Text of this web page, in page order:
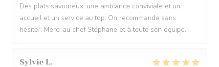
Des plats savoureux, une ambiance conviviale et un
accueil et un service au top. On recommande sans
hésiter. Merci au chef Stéphane et à toute son équipe.
Sylvie L